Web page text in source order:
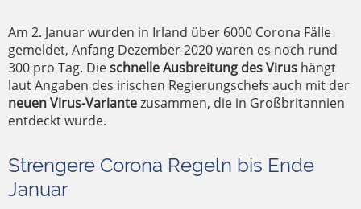
Am 2. Januar wurden in Irland über 6000 Corona Fälle
gemeldet, Anfang Dezember 2020 waren es noch rund
300 pro Tag. Dieschnelle Ausbreitung des Virus hängt
laut Angaben des irischen Regierungschefs auch mit der
neuen Virus-Variantezusammen, die in Großbritannien
entdeckt wurde.
Strengere Corona Regeln bis Ende
Januar